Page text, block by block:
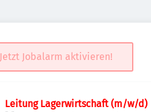
Jetzt Jobalarm aktivieren!
Leitung Lagerwirtschaft (m/w/d)